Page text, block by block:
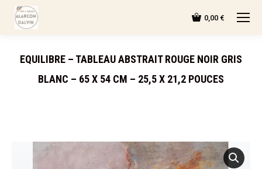
0,00 €
EQUILIBRE – TABLEAU ABSTRAIT ROUGE NOIR GRIS
BLANC – 65 X 54 CM – 25,5 X 21,2 POUCES